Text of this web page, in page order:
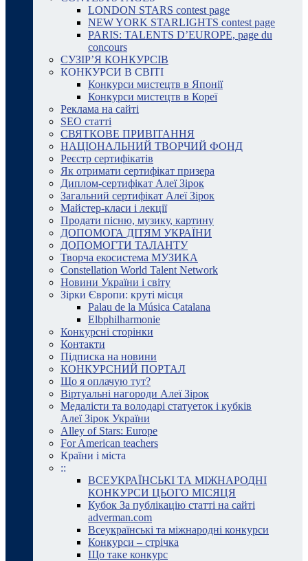
LONDON STARS contest page
NEW YORK STARLIGHTS contest page
PARIS: TALENTS D’EUROPE, page du
concours
СУЗІР’Я КОНКУРСІВ
КОНКУРСИ В СВІТІ
Конкурси мистецтв в Японії
Конкурси мистецтв в Кореї
Реклама на сайті
SEO статті
СВЯТКОВЕ ПРИВІТАННЯ
НАЦІОНАЛЬНИЙ ТВОРЧИЙ ФОНД
Реєстр сертифікатів
Як отримати сертифікат призера
Диплом-сертифікат Алеї Зірок
Загальний сертифікат Алеї Зірок
Майстер-класи і лекції
Продати пісню, музику, картину
ДОПОМОГА ДІТЯМ УКРАЇНИ
ДОПОМОГТИ ТАЛАНТУ
Творча екосистема МУЗИКА
Constellation World Talent Network
Новини України і світу
Зірки Європи: круті місця
Palau de la Música Catalana
Elbphilharmonie
Конкурсні сторінки
Контакти
Підписка на новини
КОНКУРСНИЙ ПОРТАЛ
Що я оплачую тут?
Віртуальні нагороди Алеї Зірок
Медалісти та володарі статуеток і кубків
Алеї Зірок України
Alley of Stars: Europe
For American teachers
Країни і міста
::
ВСЕУКРАЇНСЬКІ ТА МІЖНАРОДНІ
КОНКУРСИ ЦЬОГО МІСЯЦЯ
Кубок За публікацію статті на сайті
adverman.com
Всеукраїнські та міжнародні конкурси
Конкурси – стрічка
Що таке конкурс